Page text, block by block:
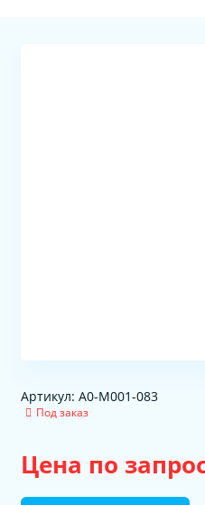
Артикул: A0-M001-083
Под заказ
Цена по